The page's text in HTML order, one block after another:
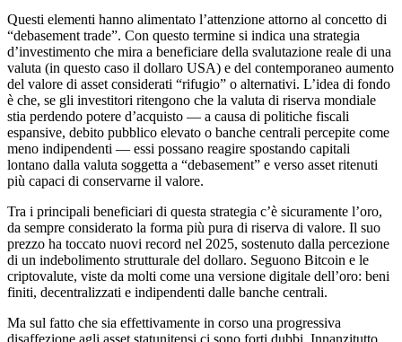
Questi elementi hanno alimentato l’attenzione attorno al concetto di
“debasement trade”. Con questo termine si indica una strategia
d’investimento che mira a beneficiare della svalutazione reale di una
valuta (in questo caso il dollaro USA) e del contemporaneo aumento
del valore di asset considerati “rifugio” o alternativi. L’idea di fondo
è che, se gli investitori ritengono che la valuta di riserva mondiale
stia perdendo potere d’acquisto — a causa di politiche fiscali
espansive, debito pubblico elevato o banche centrali percepite come
meno indipendenti — essi possano reagire spostando capitali
lontano dalla valuta soggetta a “debasement” e verso asset ritenuti
più capaci di conservarne il valore.
Tra i principali beneficiari di questa strategia c’è sicuramente l’oro,
da sempre considerato la forma più pura di riserva di valore. Il suo
prezzo ha toccato nuovi record nel 2025, sostenuto dalla percezione
di un indebolimento strutturale del dollaro. Seguono Bitcoin e le
criptovalute, viste da molti come una versione digitale dell’oro: beni
finiti, decentralizzati e indipendenti dalle banche centrali.
Ma sul fatto che sia effettivamente in corso una progressiva